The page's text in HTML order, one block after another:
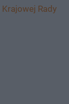
Krajowej Rady